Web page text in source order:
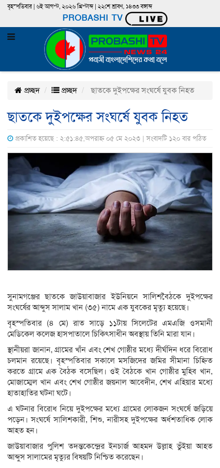
বৃহস্পতিবার | ৬ই আগস্ট, ২০২৬ খ্রিস্টাব্দ | ২২শে শ্রাবণ, ১৪৩৩ বঙ্গাব্দ
PROBASHI TV
প্রচ্ছদ প্রচ্ছদ ছাতকে দুইপক্ষের সংঘর্ষে যুবক নিহত
ছাতকে দুইপক্ষের সংঘর্ষে যুবক নিহত
প্রকাশিত হয়েছে : ২:৫১:৪৫,অপরাহ্ন ০৫ মে ২০২৩ | সংবাদটি ১২০ বার পঠিত
সুনামগঞ্জের ছাতকে জাউয়াবাজার ইউনিয়নে সালিশবৈঠকে দুইপক্ষের
সংঘর্ষের আব্দুস সালাম খান (৩৫) নামে এক যুবকের মৃত্যু হয়েছে।
বৃহস্পতিবার (৪ মে) রাত সাড়ে ১১টায় সিলেটের এমএজি ওসমানী
মেডিকেল কলেজ হাসপাতালে চিকিৎসাধীন অবস্থায় তিনি মারা যান।
স্থানীয়রা জানান, গ্রামের খাঁন এবং শেখ গোষ্ঠীর মধ্যে দীর্ঘদিন ধরে বিরোধ
চলমান রয়েছে। বৃহস্পতিবার সকালে মসজিদের জমির সীমানা চিহ্নিত
করতে গ্রামে এক বৈঠক বসেছিল। ওই বৈঠকে খান গোষ্ঠীর মুহিব খান,
মোজাম্মেল খান এবং শেখ গোষ্ঠীর জয়নাল আবেদীন, শেখ এহিয়ার মধ্যে
হাতাহাতির ঘটনা ঘটে।
এ ঘটনার বিরোধ নিয়ে দুইপক্ষের মধ্যে গ্রামের লোকজন সংঘর্ষে জড়িয়ে
পড়েন। সংঘর্ষে সালিশকারী, শিশু, নারীসহ দুইপক্ষের অর্ধশতাধিক লোক
আহত হন।
জাউয়াবাজার পুলিশ তদন্তকেন্দ্রের ইনচার্জ আহমদ উল্লাহ ভুঁইয়া আহত
আব্দুস সালামের মৃত্যুর বিষয়টি নিশ্চিত করেছেন।